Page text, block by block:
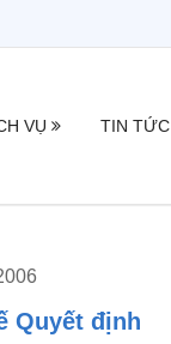
VỤ TIN TỨC
Quyết định